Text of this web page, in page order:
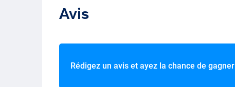
Avis
Rédigez un avis et ayez la chance de gagner